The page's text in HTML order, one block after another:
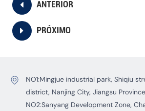
ANTERIOR
PRÓXIMO
NO1:Mingjue industrial park, Shiqiu
district, Nanjing City, Jiangsu
NO2:Sanyang Development Zone,